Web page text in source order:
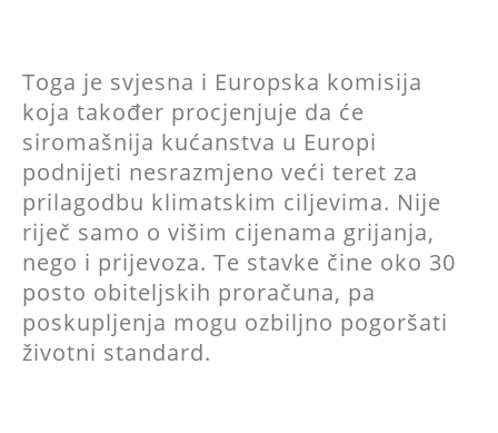
Toga je svjesna i Europska komisija
koja također procjenjuje da će
siromašnija kućanstva u Europi
podnijeti nesrazmjeno veći teret za
prilagodbu klimatskim ciljevima. Nije
riječ samo o višim cijenama grijanja,
nego i prijevoza. Te stavke čine oko 30
posto obiteljskih proračuna, pa
poskupljenja mogu ozbiljno pogoršati
životni standard.